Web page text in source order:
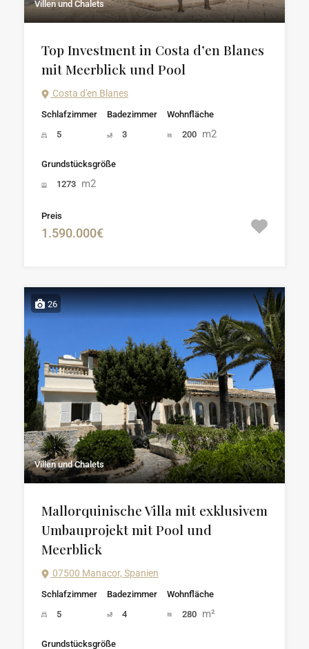
Villen und Chalets
Top Investment in Costa d’en Blanes
mit Meerblick und Pool
Costa d'en Blanes
Schlafzimmer
5
Badezimmer
3
Wohnfläche
200 m2
Grundstücksgröße
1273 m2
Preis
1.590.000€
26
Villen und Chalets
Mallorquinische Villa mit exklusivem
Umbauprojekt mit Pool und
Meerblick
07500 Manacor, Spanien
Schlafzimmer
5
Badezimmer
4
Wohnfläche
280 m²
Grundstücksgröße